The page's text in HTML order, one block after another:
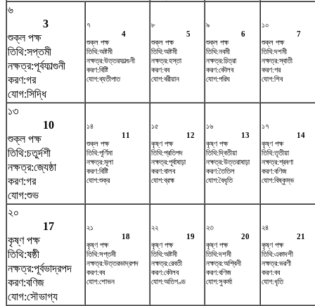
৬
3
শুক্ল পক্ষ
তিথি:সপ্তমী
নক্ষত্র:পূর্বফাল্গুনী
করণ:গর
যোগ:সিদ্ধি
৭
4
শুক্ল পক্ষ
তিথি:অষ্টমী
নক্ষত্র:উত্তরফাল্গুনী
করণ:বিষ্টি
যোগ:ব্যতীপাত
৮
5
শুক্ল পক্ষ
তিথি:অষ্টমী
নক্ষত্র:হস্তা
করণ:বব
যোগ:বরীয়ান
৯
6
শুক্ল পক্ষ
তিথি:নবমী
নক্ষত্র:চিত্রা
করণ:কৌলব
যোগ:পরিঘ
১০
7
শুক্ল পক্ষ
তিথি:দশমী
নক্ষত্র:স্বাতী
করণ:গর
যোগ:শিব
১৩
10
শুক্ল পক্ষ
তিথি:চতুর্দশী
নক্ষত্র:জ্যেষ্ঠা
করণ:গর
যোগ:শুভ
১৪
11
শুক্ল পক্ষ
তিথি:পূর্ণিমা
নক্ষত্র:মূলা
করণ:বিষ্টি
যোগ:শুক্র
১৫
12
কৃষ্ণ পক্ষ
তিথি:প্রতিপদ
নক্ষত্র:পূর্বাষাঢ়া
করণ:বালব
যোগ:ব্রহ্ম
১৬
13
কৃষ্ণ পক্ষ
তিথি:দ্বিতীয়া
নক্ষত্র:উত্তরাষাঢ়া
করণ:তৈতিল
যোগ:বৈধৃতি
১৭
14
কৃষ্ণ পক্ষ
তিথি:তৃতীয়া
নক্ষত্র:শ্রবণা
করণ:বণিজ
যোগ:বিষ্কুম্ভ
২০
17
কৃষ্ণ পক্ষ
তিথি:ষষ্ঠী
নক্ষত্র:পূর্বভাদ্রপদ
করণ:বণিজ
যোগ:সৌভাগ্য
২১
18
কৃষ্ণ পক্ষ
তিথি:সপ্তমী
নক্ষত্র:উত্তরভাদ্রপদ
করণ:বব
যোগ:শোভন
২২
19
কৃষ্ণ পক্ষ
তিথি:অষ্টমী
নক্ষত্র:রেবতী
করণ:কৌলব
যোগ:অতিগণ্ড
২৩
20
কৃষ্ণ পক্ষ
তিথি:দশমী
নক্ষত্র:অশ্বিনী
করণ:বণিজ
যোগ:সুকর্মা
২৪
21
কৃষ্ণ পক্ষ
তিথি:একাদশী
নক্ষত্র:ভরণী
করণ:বব
যোগ:ধৃতি